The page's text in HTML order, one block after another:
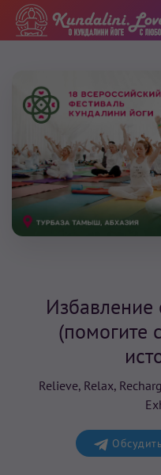
Избавление
(помогите
Relieve, Relax,